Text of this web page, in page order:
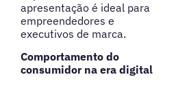
apresentação é ideal para
empreendedores e
executivos de marca.
Comportamento do
consumidor na era digital